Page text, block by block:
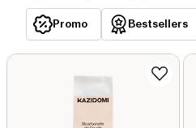
Promo Bestsellers